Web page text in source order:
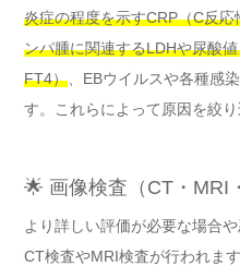
炎症の程度を示すCRP（C反
ンパ腫に関連するLDHや尿酸
FT4） 、EBウイルスや各種感
す。これらによって原因を絞り
🌟 画像検査（CT・MRI
より詳しい評価が必要な場合
CT検査やMRI検査が行われます